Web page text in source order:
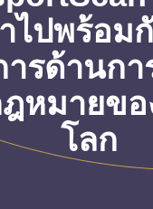
ปพร้อม
ารด้านก
หมายข
โลก